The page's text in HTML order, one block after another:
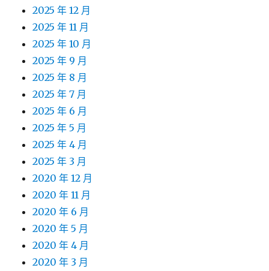
2025 年 12 月
2025 年 11 月
2025 年 10 月
2025 年 9 月
2025 年 8 月
2025 年 7 月
2025 年 6 月
2025 年 5 月
2025 年 4 月
2025 年 3 月
2020 年 12 月
2020 年 11 月
2020 年 6 月
2020 年 5 月
2020 年 4 月
2020 年 3 月